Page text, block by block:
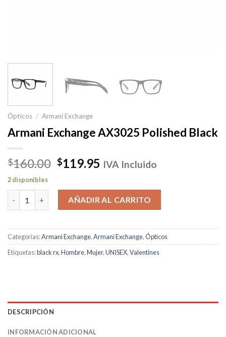
Ópticos / Armani Exchange
Armani Exchange AX3025 Polished Black
$160.00 El
original
era:
$160.00.
$119.95 El
actual
es:
$119.95.
IVA Incluido
2 disponibles
Armani Exchange AX3025 Polished Black cantidad
AÑADIR AL CARRITO
Categorías:Armani Exchange,Armani Exchange,Ópticos
Etiquetas:black rx,Hombre,Mujer,UNISEX,Valentines
DESCRIPCIÓN
INFORMACIÓN ADICIONAL